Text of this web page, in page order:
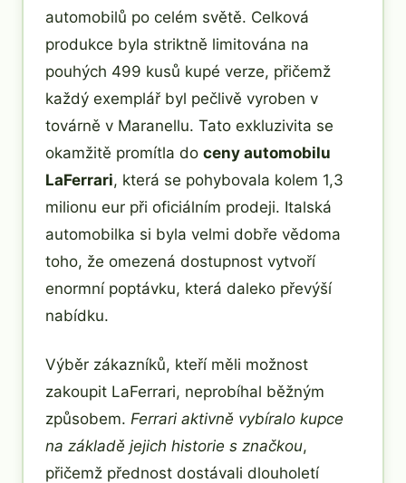
automobilů po celém světě. Celková
produkce byla striktně limitována na
pouhých 499 kusů kupé verze, přičemž
každý exemplář byl pečlivě vyroben v
továrně v Maranellu. Tato exkluzivita se
okamžitě promítla do ceny automobilu
LaFerrari, která se pohybovala kolem 1,3
milionu eur při oficiálním prodeji. Italská
automobilka si byla velmi dobře vědoma
toho, že omezená dostupnost vytvoří
enormní poptávku, která daleko převýší
nabídku.
Výběr zákazníků, kteří měli možnost
zakoupit LaFerrari, neprobíhal běžným
způsobem. Ferrari aktivně vybíralo kupce
na základě jejich historie s značkou,
přičemž přednost dostávali dlouholetí